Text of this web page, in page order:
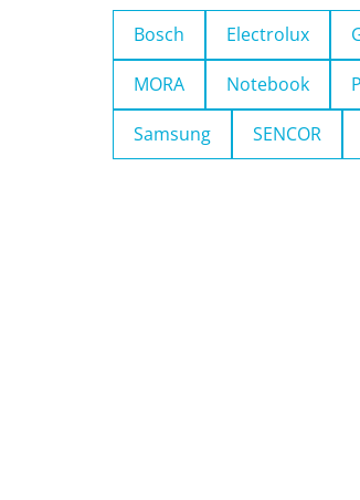
Bosch Electrolux
MORA Notebook
Samsung SENCOR